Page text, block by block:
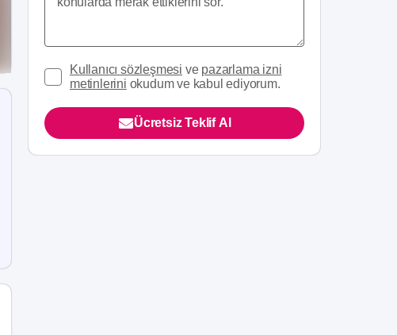
Kullanıcı sözleşmesi ve pazarlama izni
metinlerini okudum ve kabul ediyorum.
Ücretsiz Teklif Al